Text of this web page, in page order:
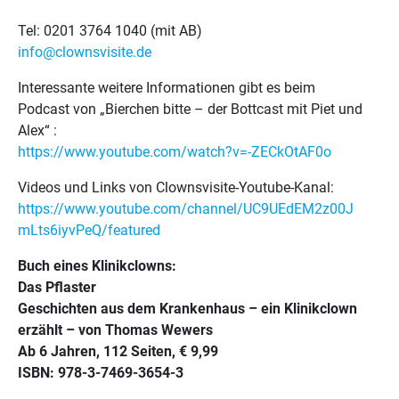
Tel: 0201 3764 1040 (mit AB)
info@clownsvisite.de
Interessante weitere Informationen gibt es beim
Podcast von „Bierchen bitte – der Bottcast mit Piet und
Alex“ :
https://www.youtube.com/watch?v=-ZECkOtAF0o
Videos und Links von Clownsvisite-Youtube-Kanal:
https://www.youtube.com/channel/UC9UEdEM2z00J
mLts6iyvPeQ/featured
Buch eines Klinikclowns:
Das Pflaster
Geschichten aus dem Krankenhaus – ein Klinikclown
erzählt – von Thomas Wewers
Ab 6 Jahren, 112 Seiten, € 9,99
ISBN: 978-3-7469-3654-3